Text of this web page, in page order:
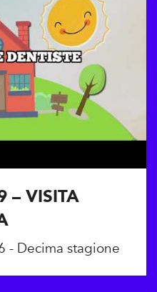
– VISITA
- Decima stagione